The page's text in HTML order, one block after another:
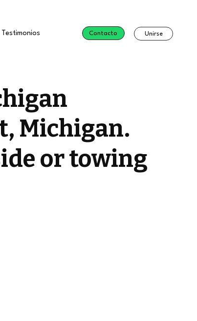
Testimonios Contacto Unirse
Michigan.
or towing